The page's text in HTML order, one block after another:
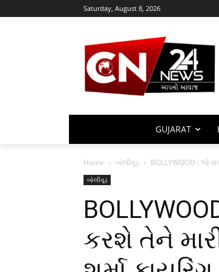
Saturday, August 8, 2026
GUJARAT
Home બોલીવૂડ BOLLYWOOD : ‘જે
બોલીવૂડ
કરશે તેને